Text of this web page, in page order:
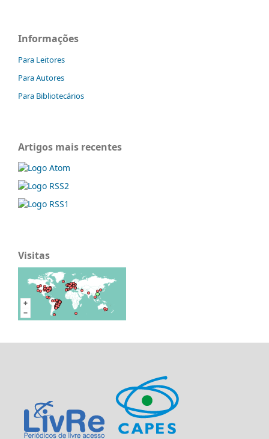
Informações
Para Leitores
Para Autores
Para Bibliotecários
Artigos mais recentes
Visitas